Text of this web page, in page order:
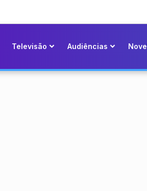
Televisão Audiências